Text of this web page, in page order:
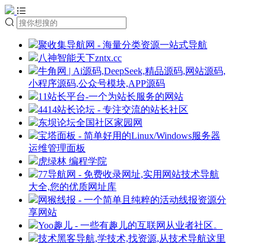
聚收集导航网 - 海量分类资源一站式导航
八神智能天下zntx.cc
牛角网 | Ai源码,DeepSeek,精品源码,网站源码,
小程序源码,公众号模块,APP源码
11站长平台-一个为站长服务的网站
4414站长论坛 - 专注交流的站长社区
东坝论坛全国社区家园网
宝塔面板 - 简单好用的Linux/Windows服务器
运维管理面板
虎绿林 编程学院
77导航网 - 免费收录网址,实用网站技术导航
大全,您的优质网址库
网猴线报 - 一个简单且纯粹的活动线报资源分
享网站
Yoo趣儿 - 一些有趣儿的互联网从业者社区。
技术黑客导航,学技术,找资源,从技术导航这里